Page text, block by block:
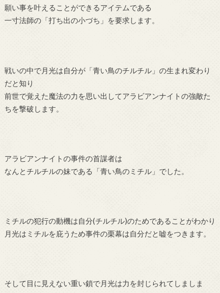
願い事を叶えることができるアイテムである
一寸法師の「打ち出の小づち」を要求します。
戦いの中で月光は自分が「青い鳥のチルチル」の生まれ変わり
だと知り
前世で覚えた魔法の力を思い出してアラビアンナイトの強敵た
ちを撃破します。
アラビアンナイトの事件の首謀者は
なんとチルチルの妹である「青い鳥のミチル」でした。
ミチルの犯行の動機は自分(チルチル)のためであることがわかり
月光はミチルを庇うため事件の栗幕は自分だと嘘をつきます。
そして目に見えない重い鎖で月光は力を封じられてしましま